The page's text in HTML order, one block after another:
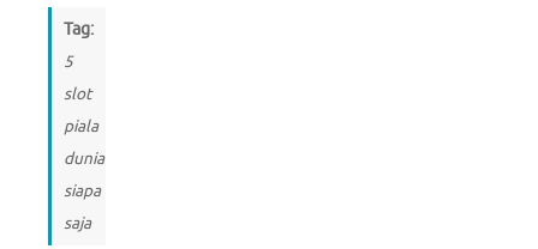
Tag:
5
slot
piala
dunia
siapa
saja